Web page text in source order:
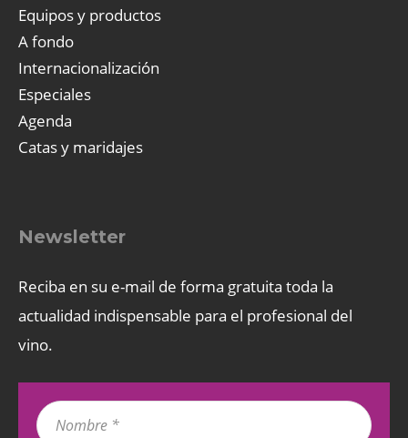
Equipos y productos
A fondo
Internacionalización
Especiales
Agenda
Catas y maridajes
Newsletter
Reciba en su e-mail de forma gratuita toda la
actualidad indispensable para el profesional del
vino.